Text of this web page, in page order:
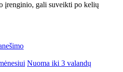
įrenginio, gali suveikti po kelių
Nuoma iki 3 valandų